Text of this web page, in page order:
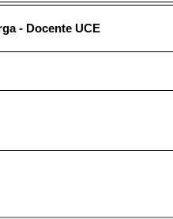
- Docente UCE